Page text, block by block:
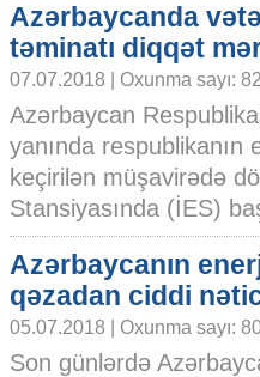
Azərbaycanda
təminatı diqqət
07.07.2018 | Oxunma sayı:
Azərbaycan
yanında
keçirilən müşavirədə
Stansiyasında (İES)
Azərbaycanın
qəzadan ciddi
05.07.2018 | Oxunma sayı:
Son günlərdə